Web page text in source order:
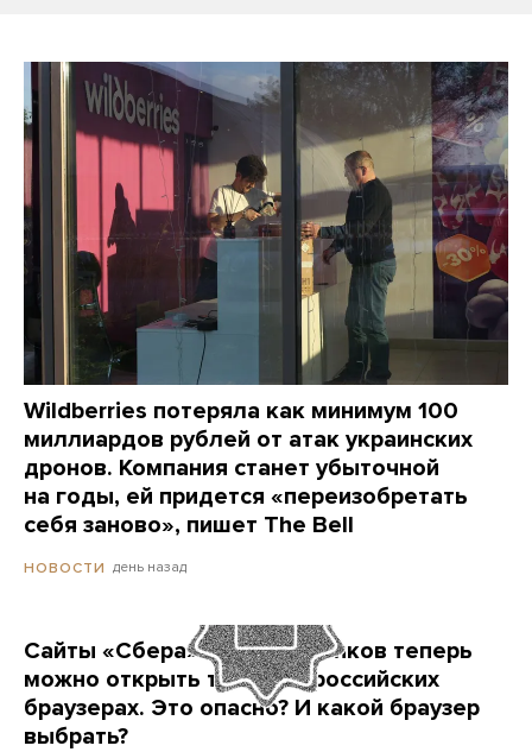
Wildberries потеряла как минимум 100
миллиардов рублей от атак украинских
дронов. Компания станет убыточной
на годы, ей придется «переизобретать
себя заново», пишет The Bell
НОВОСТИ день назад
Сайты «Сбера» и других банков теперь
можно открыть только в российских
браузерах. Это опасно? И какой браузер
выбрать?